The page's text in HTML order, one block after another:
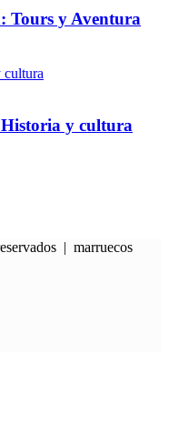
Tours y Aventura
y cultura
| marruecos